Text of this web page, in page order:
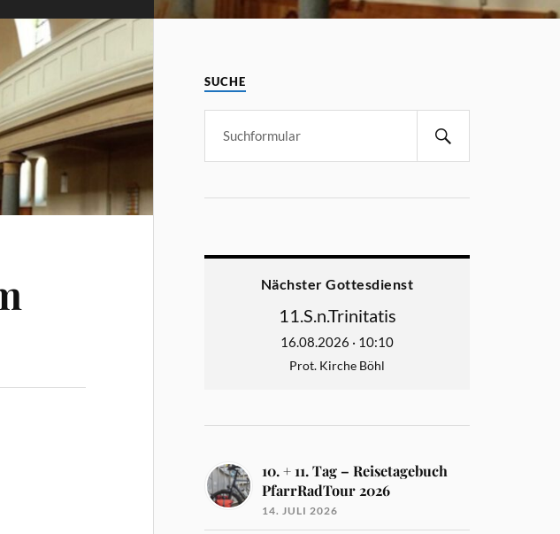
SUCHE
Nächster Gottesdienst
11.S.n.Trinitatis
16.08.2026 · 10:10
Prot. Kirche Böhl
10. + 11. Tag – Reisetagebuch
PfarrRadTour 2026
14. JULI 2026